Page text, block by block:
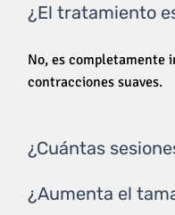
¿El tratamiento
No, es completamente
contracciones suaves.
¿Cuántas
¿Aumenta el